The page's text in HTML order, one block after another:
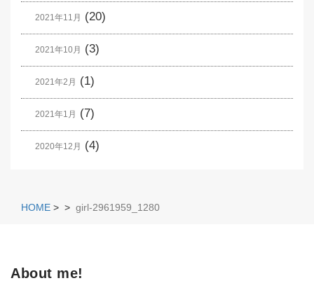
2021年11月 (20)
2021年10月 (3)
2021年2月 (1)
2021年1月 (7)
2020年12月 (4)
HOME > > girl-2961959_1280
About me!